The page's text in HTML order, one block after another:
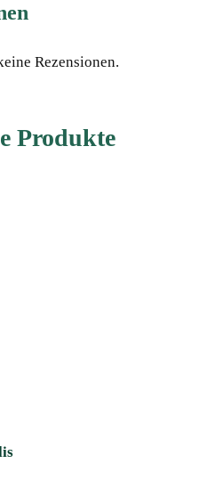
Rezensionen.
Produkte